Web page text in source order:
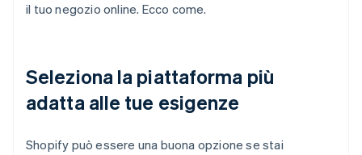
il tuo negozio online. Ecco come.
Seleziona la piattaforma più
adatta alle tue esigenze
Shopify può essere una buona opzione se stai